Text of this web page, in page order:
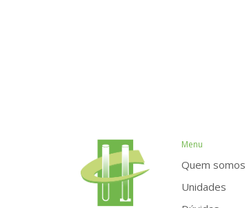
Menu
Quem somos
Unidades